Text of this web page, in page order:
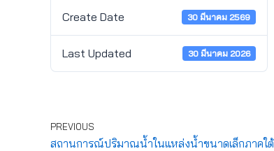
Create Date 30 มีนาคม 2569
Last Updated 30 มีนาคม 2026
PREVIOUS
สถานการณ์ปริมาณน้ำในแหล่งน้ำขนาดเล็กภาคใ